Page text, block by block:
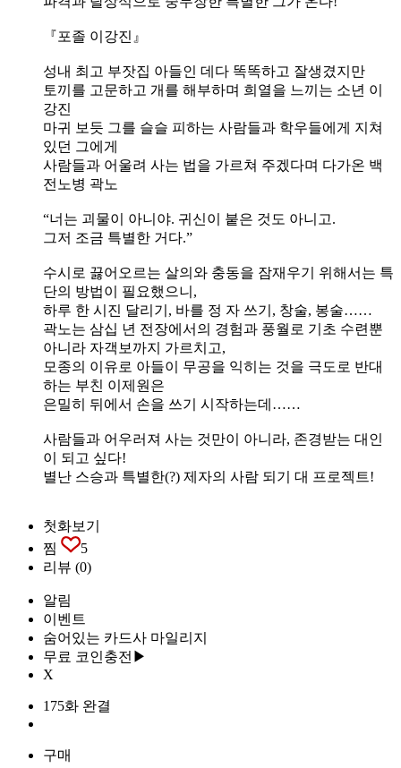
『포졸 이강진』
성내 최고 부잣집 아들인 데다 똑똑하고 잘생겼지만
토끼를 고문하고 개를 해부하며 희열을 느끼는 소년 이
강진
마귀 보듯 그를 슬슬 피하는 사람들과 학우들에게 지쳐
있던 그에게
사람들과 어울려 사는 법을 가르쳐 주겠다며 다가온 백
전노병 곽노
“너는 괴물이 아니야. 귀신이 붙은 것도 아니고.
그저 조금 특별한 거다.”
수시로 끓어오르는 살의와 충동을 잠재우기 위해서는 특
단의 방법이 필요했으니,
하루 한 시진 달리기, 바를 정 자 쓰기, 창술, 봉술……
곽노는 삼십 년 전장에서의 경험과 풍월로 기초 수련뿐
아니라 자객보까지 가르치고,
모종의 이유로 아들이 무공을 익히는 것을 극도로 반대
하는 부친 이제원은
은밀히 뒤에서 손을 쓰기 시작하는데……
사람들과 어우러져 사는 것만이 아니라, 존경받는 대인
이 되고 싶다!
별난 스승과 특별한(?) 제자의 사람 되기 대 프로젝트!
첫화보기
찜
5
리뷰 (0)
알림
이벤트
숨어있는 카드사 마일리지
무료 코인충전▶
X
175화 완결
구매